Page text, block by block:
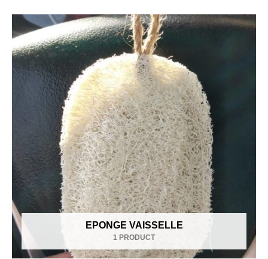
EPONGE VAISSELLE
1 PRODUCT